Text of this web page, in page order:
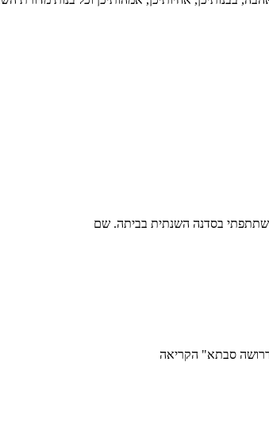
בסדנה השנתית בביתה. שם
סבתא" הקריאה